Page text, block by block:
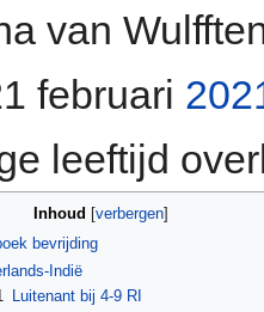
van
februari
leeftijd
Inhoud verbergen]
bevrijding
Indië
Luitenant bij 4-9 RI